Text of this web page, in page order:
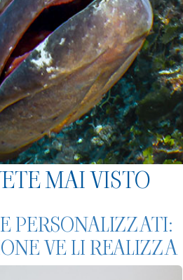
MAI VISTO
PERSONALIZZATI:
VE LI REALIZZA